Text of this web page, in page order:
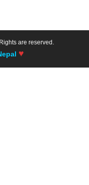
are reserved.
♥